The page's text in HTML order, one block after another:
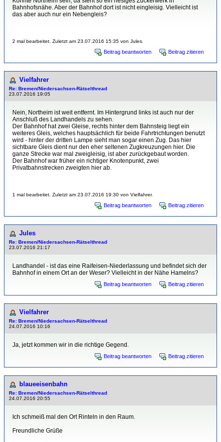
Bahnhofsnähe. Aber der Bahnhof dort ist nicht eingleisig. Vielleicht ist
das aber auch nur ein Nebengleis?
2 mal bearbeitet. Zuletzt am 23.07.2016 15:35 von Jules.
Beitrag beantworten Beitrag zitieren
Vielfahrer
Re: Bremen/Niedersachsen-Rätselthread
23.07.2016 19:05
Nein, Northeim ist weit entfernt. Im Hintergrund links ist auch nur der
Anschluß des Landhandels zu sehen.
Der Bahnhof hat zwei Gleise, rechts hinter dem Bahnsteig liegt ein
weiteres Gleis, welches hauptsächlich für beide Fahrtrichtungen benutzt
wird - hinter der dritten Lampe sieht man sogar einen Zug. Das hier
sichtbare Gleis dient nur den eher seltenen Zugkreuzungen hier. Die
ganze Strecke war mal zweigleisig, ist aber zurückgebaut worden.
Der Bahnhof war früher ein richtiger Knotenpunkt, zwei
Privatbahnstrecken zweigten hier ab.
1 mal bearbeitet. Zuletzt am 23.07.2016 19:30 von Vielfahrer.
Beitrag beantworten Beitrag zitieren
Jules
Re: Bremen/Niedersachsen-Rätselthread
23.07.2016 21:17
Landhandel - ist das eine Raifeisen-Niederlassung und befindet sich der
Bahnhof in einem Ort an der Weser? Vielleicht in der Nähe Hamelns?
Beitrag beantworten Beitrag zitieren
Vielfahrer
Re: Bremen/Niedersachsen-Rätselthread
24.07.2016 10:16
Ja, jetzt kommen wir in die richtige Gegend.
Beitrag beantworten Beitrag zitieren
blaueeisenbahn
Re: Bremen/Niedersachsen-Rätselthread
24.07.2016 20:55
Ich schmeiß mal den Ort Rinteln in den Raum.
Freundliche Grüße